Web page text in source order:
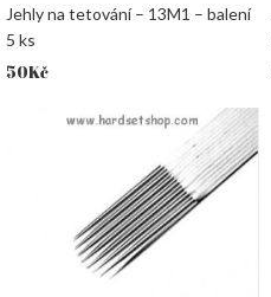
Jehly na tetování – 13M1 – balení
5 ks
50Kč